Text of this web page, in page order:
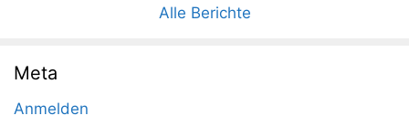
Alle Berichte
Meta
Anmelden